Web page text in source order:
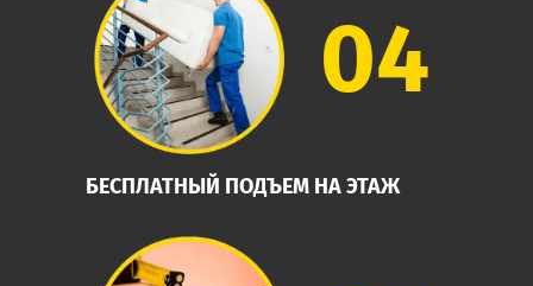
БЕСПЛАТНЫЙ ПОДЪЕМ НА ЭТАЖ
04